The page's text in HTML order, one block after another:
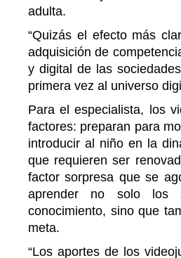
adulta.
“Quizás el efecto más
adquisición de
y digital de las
primera vez al universo
Para el especialista, los
factores: preparan para
introducir al niño en la
que requieren ser
factor sorpresa que se
aprender no solo los
conocimiento, sino que
meta.
“Los aportes de los